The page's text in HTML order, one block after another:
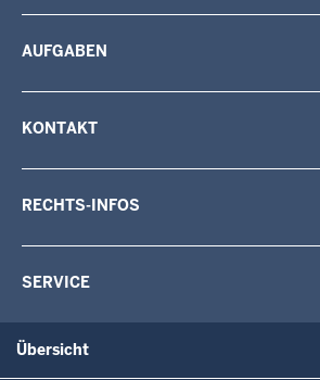
AUFGABEN
KONTAKT
RECHTS-INFOS
SERVICE
Übersicht